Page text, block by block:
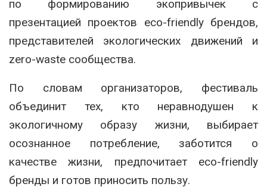
по формированию экопривычек c
презентацией проектов eco-friendly брендов,
представителей экологических движений и
zero-waste сообщества.
По словам организаторов, фестиваль
объединит тех, кто неравнодушен к
экологичному образу жизни, выбирает
осознанное потребление, заботится о
качестве жизни, предпочитает eco-friendly
бренды и готов приносить пользу.